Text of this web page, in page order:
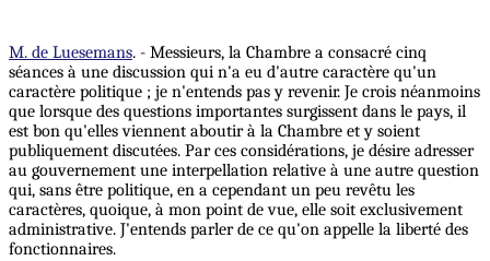
M. de Luesemans. - Messieurs, la Chambre a consacré cinq
séances à une discussion qui n'a eu d'autre caractère qu'un
caractère politique ; je n'entends pas y revenir. Je crois néanmoins
que lorsque des questions importantes surgissent dans le pays, il
est bon qu'elles viennent aboutir à la Chambre et y soient
publiquement discutées. Par ces considérations, je désire adresser
au gouvernement une interpellation relative à une autre question
qui, sans être politique, en a cependant un peu revêtu les
caractères, quoique, à mon point de vue, elle soit exclusivement
administrative. J'entends parler de ce qu'on appelle la liberté des
fonctionnaires.